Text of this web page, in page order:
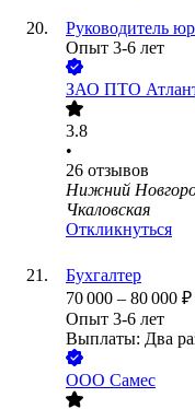
Руководитель
Опыт 3-6 лет
ЗАО ПТО
3.8
•
26 отзывов
Нижний
Чкаловская
Откликнуться
Бухгалтер
70 000 – 80 000 ₽
Опыт 3-6 лет
Выплаты: Два
ООО Самес